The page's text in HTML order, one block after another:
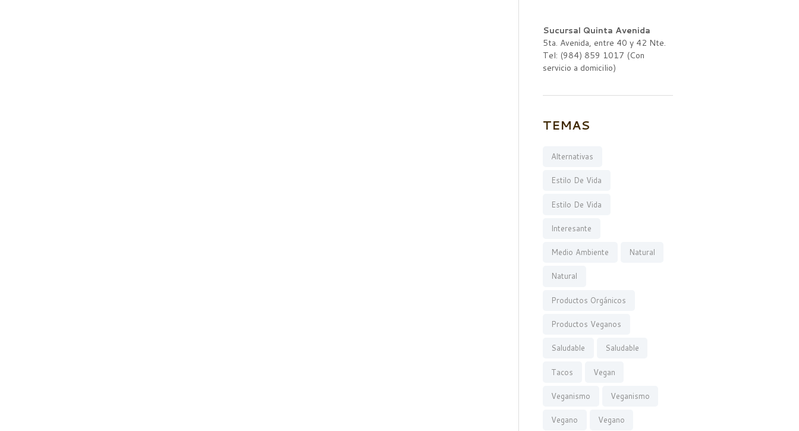
Sucursal Quinta Avenida
5ta. Avenida, entre 40 y 42 Nte.
Tel: (984) 859 1017 (Con
servicio a domicilio)
TEMAS
Alternativas
Estilo De Vida
Estilo De Vida
Interesante
Medio Ambiente Natural
Natural
Productos Orgánicos
Productos Veganos
Saludable Saludable
Tacos Vegan
Veganismo Veganismo
Vegano Vegano